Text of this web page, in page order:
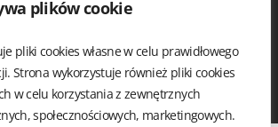
plików cookie
pliki cookies własne w celu prawidłowego
Strona wykorzystuje również pliki cookies
w celu korzystania z zewnętrznych
społecznościowych, marketingowych.